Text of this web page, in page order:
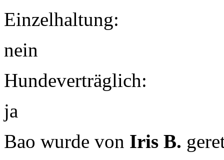
Einzelhaltung:
nein
Hundeverträglich:
ja
Bao wurde von Iris B.